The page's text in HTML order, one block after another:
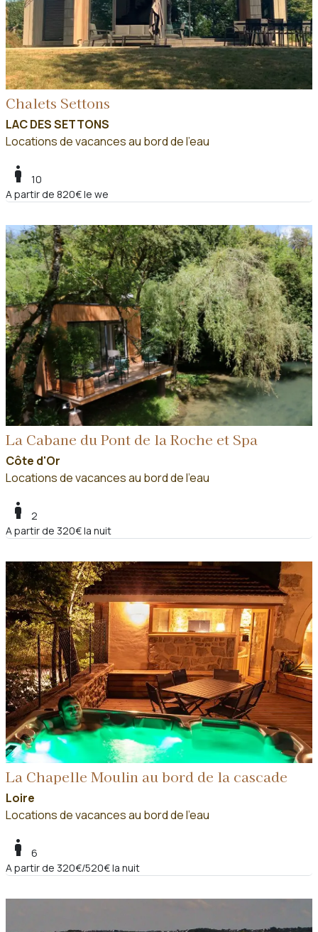
Chalets Settons
LAC DES SETTONS
Locations de vacances au bord de l'eau
boy
10
A partir de 820€ le we
La Cabane du Pont de la Roche et Spa
Côte d'Or
Locations de vacances au bord de l'eau
boy
2
A partir de 320€ la nuit
La Chapelle Moulin au bord de la cascade
Loire
Locations de vacances au bord de l'eau
boy
6
A partir de 320€/520€ la nuit